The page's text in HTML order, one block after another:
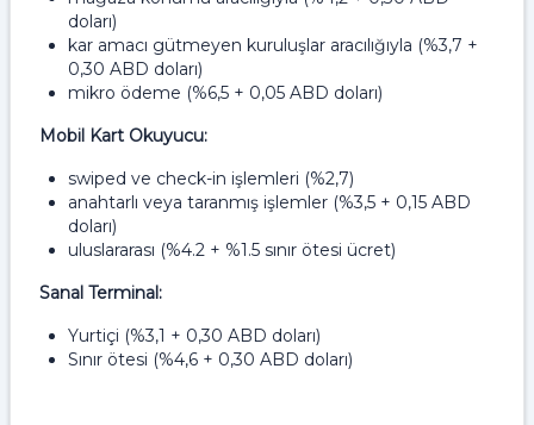
doları)
kar amacı gütmeyen kuruluşlar aracılığıyla (%3,7 +
0,30 ABD doları)
mikro ödeme (%6,5 + 0,05 ABD doları)
Mobil Kart Okuyucu:
swiped ve check-in işlemleri (%2,7)
anahtarlı veya taranmış işlemler (%3,5 + 0,15 ABD
doları)
uluslararası (%4.2 + %1.5 sınır ötesi ücret)
Sanal Terminal:
Yurtiçi (%3,1 + 0,30 ABD doları)
Sınır ötesi (%4,6 + 0,30 ABD doları)